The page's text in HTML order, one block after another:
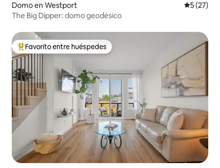
Domo en Westport
5 (27)
The Big Dipper: domo geodésico
Favorito entre los huéspedes más destacados
Favorito entre huéspedes